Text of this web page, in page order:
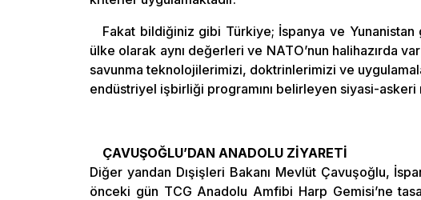
Fakat bildiğiniz gibi Türkiye; İspanya ve
ülke olarak aynı değerleri ve NATO’nun halihazırda
savunma teknolojilerimizi, doktrinlerimizi ve
endüstriyel işbirliği programını belirleyen siyasi-askeri
ÇAVUŞOĞLU’DAN ANADOLU ZİYARETİ
Diğer yandan Dışişleri Bakanı Mevlüt Çavuşoğlu,
önceki gün TCG Anadolu Amfibi Harp Gemisi’ne